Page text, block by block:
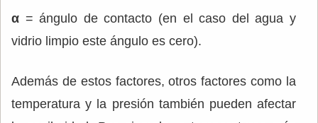
α = ángulo de contacto (en el caso del agua y
vidrio limpio este ángulo es cero).
Además de estos factores, otros factores como la
temperatura y la presión también pueden afectar